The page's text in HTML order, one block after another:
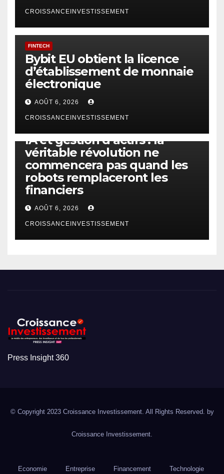
CROISSANCEINVESTISSEMENT
FINTECH
Bybit EU obtient la licence
d’établissement de monnaie
électronique
AOÛT 6, 2026
CROISSANCEINVESTISSEMENT
IA et gestion d’actifs : la
véritable révolution ne
commencera pas quand les
robots remplaceront les
financiers
AOÛT 6, 2026
CROISSANCEINVESTISSEMENT
Press Insight 360
© Copyright 2023 Croissance Investissement. All Rights Reserved. by
Croissance Investissement.
Economie Entreprise Financement Technologie